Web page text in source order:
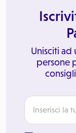
Unisciti ad
persone